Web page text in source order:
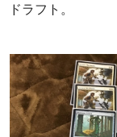
ドラフト。